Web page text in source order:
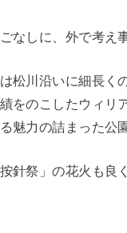
なしに、外で考え
松川沿いに細長く
をのこしたウィリ
魅力の詰まった公
針祭」の花火も良